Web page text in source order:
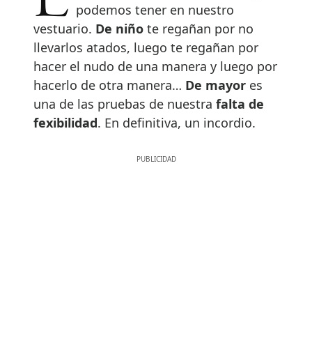
podemos tener en nuestro
vestuario. De niño te regañan por no
llevarlos atados, luego te regañan por
hacer el nudo de una manera y luego por
hacerlo de otra manera… De mayor es
una de las pruebas de nuestra falta de
fexibilidad. En definitiva, un incordio.